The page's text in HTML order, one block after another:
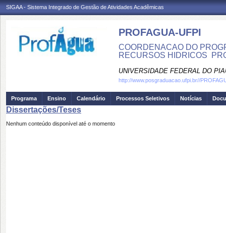
SIGAA - Sistema Integrado de Gestão de Atividades Acadêmicas
PROFAGUA-UFPI
COORDENACAO DO
RECURSOS HIDRICOS 
UNIVERSIDADE FEDERAL DO
http://www.posgraduacao.ufpi.br//
Programa Ensino Calendário Processos Seletivos Notícias
Dissertações/Teses
Nenhum conteúdo disponível até o momento